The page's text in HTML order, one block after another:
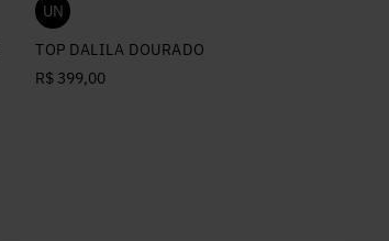
UN
TOP DALILA DOURADO
R$ 399,00